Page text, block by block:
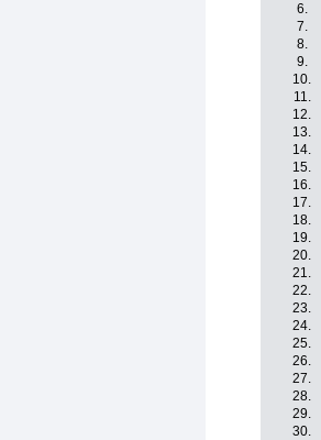
6.
7.
8.
9.
10.
11.
12.
13.
14.
15.
16.
17.
18.
19.
20.
21.
22.
23.
24.
25.
26.
27.
28.
29.
30.